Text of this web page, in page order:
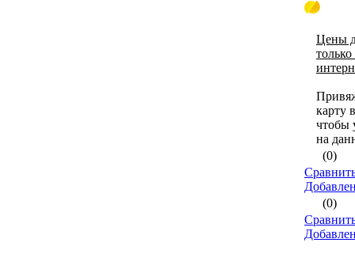
Цены
карту
чтобы
на
(0)
(0)